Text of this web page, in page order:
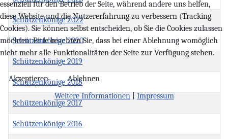
Schützenkönige 2022
Schützenkönige 2020
Schützenkönige 2019
Schützenkönige 2018
Schützenkönige 2017
Schützenkönige 2016
essenziell für den Betrieb der Seite, während andere uns helfen,
diese Website und die Nutzererfahrung zu verbessern (Tracking
Cookies). Sie können selbst entscheiden, ob Sie die Cookies zulassen
möchten. Bitte beachten Sie, dass bei einer Ablehnung womöglich
nicht mehr alle Funktionalitäten der Seite zur Verfügung stehen.
Akzeptieren
Ablehnen
Weitere Informationen| Impressum